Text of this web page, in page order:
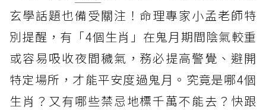
玄學話題也備受關注！命理專家小孟老師特
別提醒，有「4個生肖」在鬼月期間陰氣較重
或容易吸收夜間穢氣，務必提高警覺、避開
特定場所，才能平安度過鬼月。究竟是哪4個
生肖？又有哪些禁忌地標千萬不能去？快跟